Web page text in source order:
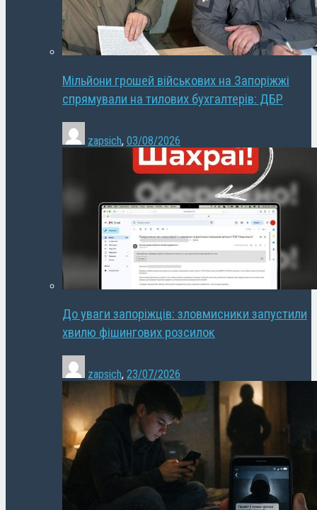
Мільйони грошей військових на Запоріжжі
спрямували на тилових бухгалтерів: ДБР
zapsich, 03/08/2026
До уваги запоріжців: зловмисники запустили
хвилю фішингових розсилок
zapsich, 23/07/2026